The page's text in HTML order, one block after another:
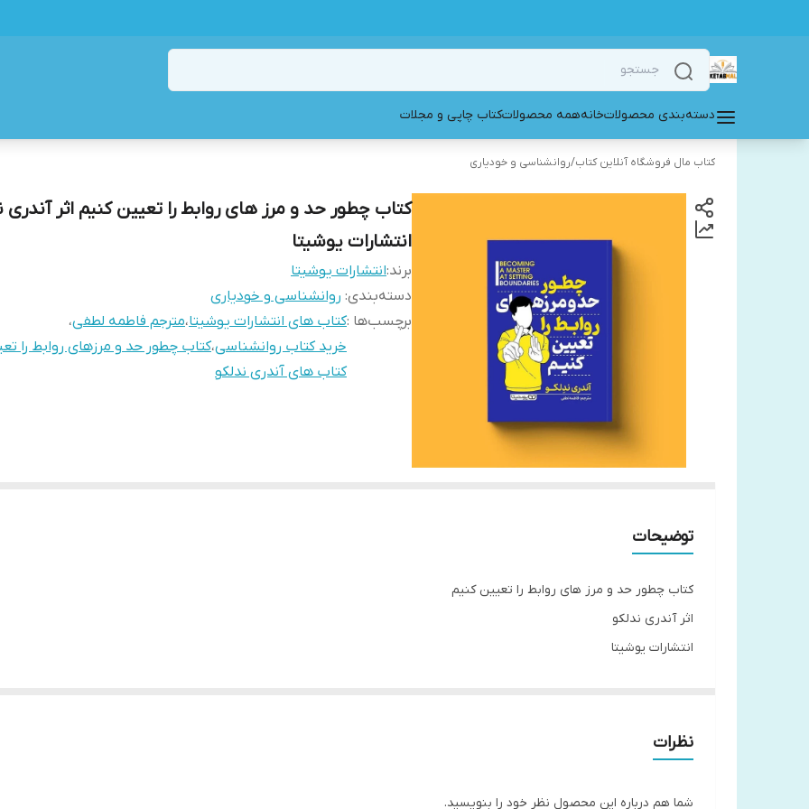
دسته‌بندی محصولاتخانههمه محصولاتکتاب چاپی و مجلات
کتاب مال فروشگاه آنلاین کتاب/روانشناسی و خودیاری
کتاب چطور حد و مرز های روابط را تعیین کنیم اثر آندری
انتشارات یوشیتا
برند:انتشارات یوشیتا
دسته‌بندی: روانشناسی و خودیاری
برچسب‌ها :کتاب های انتشارات یوشیتا،مترجم فاطمه لطفی،
خرید کتاب روانشناسی،کتاب چطور حد و مرزهای روابط را
کتاب های آندری ندلکو
توضیحات
کتاب چطور حد و مرز های روابط را تعیین کنیم
اثر آندری ندلکو
انتشارات یوشیتا
مترجم فاطمه لطفی
تعداد صفحات 112
نظرات
شما هم درباره این محصول نظر خود را بنویسید.